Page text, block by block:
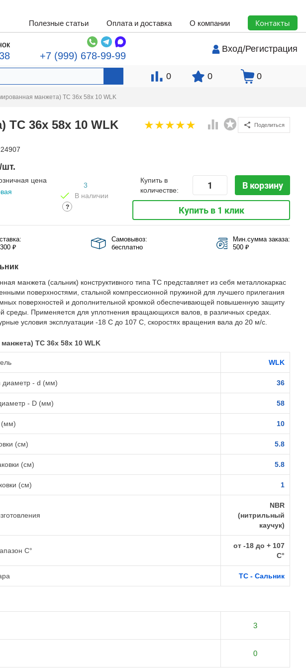
Полезные статьи Оплата и доставка О компании Контакты
+7 (999) 678-99-99
Вход/Регистрация
0 0 0
манжета) TC 36x 58x 10 WLK
TC 36x 58x 10 WLK Поделиться
шт.
цена
3
В наличии
?
Купить в
количестве:
В корзину
Купить в 1 клик
₽
Самовывоз:
бесплатно
Мин.сумма заказа:
500 ₽
манжета (сальник) конструктивного типа TC представляет из себя металлокаркас
поверхностями, стальной компрессионной пружиной для лучшего прилегания
поверхностей и дополнительной кромкой обеспечивающей повышенную защиту
среды. Применяется для уплотнения вращающихся валов, в различных средах.
условия эксплуатации -18 С до 107 С, скоростях вращения вала до 20 м/с.
TC 36x 58x 10 WLK
WLK
диаметр - d (мм) 36
- D (мм) 58
(мм) 10
(см) 5.8
(см) 5.8
(см) 1
NBR
(нитрильный
каучук)
C°
от -18 до + 107
C°
TC - Сальник
3
0